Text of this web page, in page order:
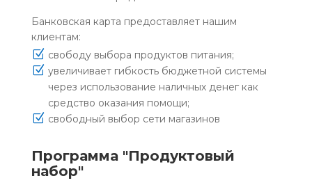
Банковская карта предоставляет нашим
клиентам:
Z свободу выбора продуктов питания;
Z увеличивает гибкость бюджетной системы
через использование наличных денег как
средство оказания помощи;
Z свободный выбор сети магазинов
Программа "Продуктовый
набор"